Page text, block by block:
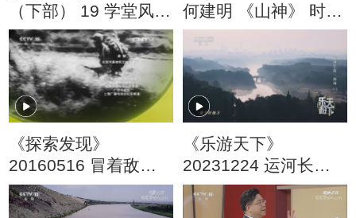
（下部） 19 学堂风云
杨用霖最后的决断
何建明 《山神》 时代
楷模黄大发1
《探索发现》
20160516 冒着敌人
的炮火前进（二）
《乐游天下》
20231224 运河长歌·
扬州（2）